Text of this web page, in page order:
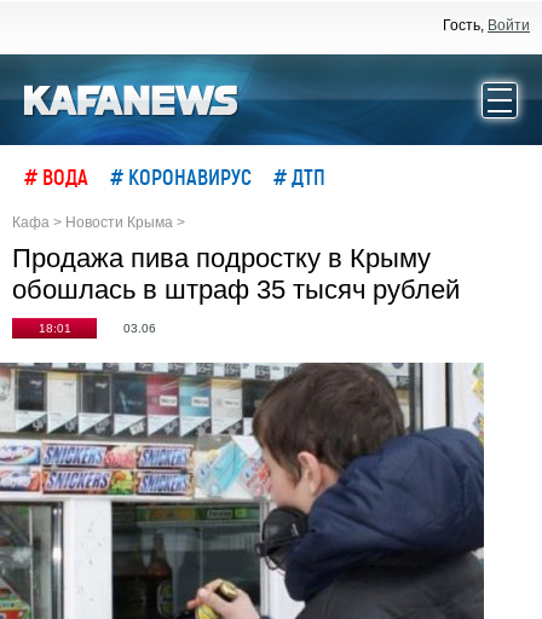
Гость, Войти
# ВОДА # КОРОНАВИРУС # ДТП
Кафа > Новости Крыма >
Продажа пива подростку в Крыму
обошлась в штраф 35 тысяч рублей
18:01 03.06